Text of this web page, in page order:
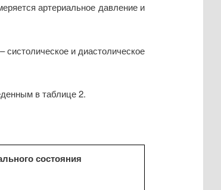
артериальное давление и
и диастолическое
в таблице 2.
состояния